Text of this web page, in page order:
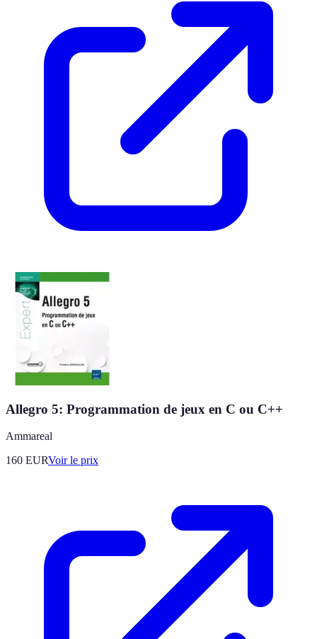
Allegro 5: Programmation de jeux en C ou C++
Ammareal
160 EURVoir le prix